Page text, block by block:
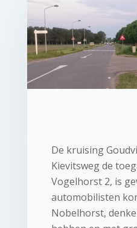
De kruising
Kievitsweg de
Vogelhorst 2, is
automobilisten
Nobelhorst,